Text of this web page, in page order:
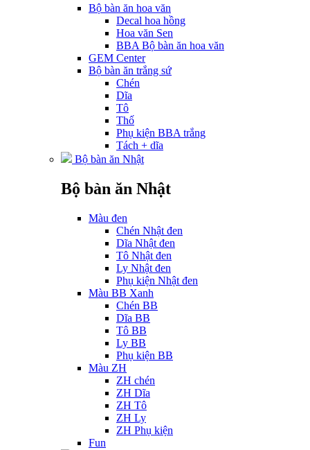
Bộ bàn ăn hoa văn
Decal hoa hồng
Hoa văn Sen
BBA Bộ bàn ăn hoa văn
GEM Center
Bộ bàn ăn trắng sứ
Chén
Dĩa
Tô
Thố
Phụ kiện BBA trắng
Tách + dĩa
Bộ bàn ăn Nhật
Bộ bàn ăn Nhật
Màu đen
Chén Nhật đen
Dĩa Nhật đen
Tô Nhật đen
Ly Nhật đen
Phụ kiện Nhật đen
Màu BB Xanh
Chén BB
Dĩa BB
Tô BB
Ly BB
Phụ kiện BB
Màu ZH
ZH chén
ZH Dĩa
ZH Tô
ZH Ly
ZH Phụ kiện
Fun